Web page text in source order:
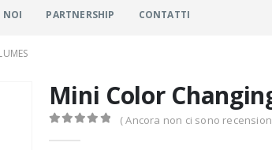
NOI PARTNERSHIP CONTATTI
Mini Color
( Ancora non ci sono